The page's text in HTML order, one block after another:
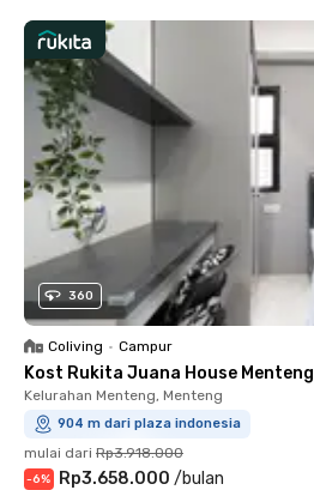
360
Coliving • Campur
Kost Rukita Juana House Menteng
Kelurahan Menteng, Menteng
904 m dari plaza indonesia
mulai dari Rp3.918.000
-6% Rp3.658.000 /bulan